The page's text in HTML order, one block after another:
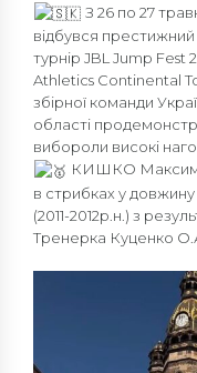
З 26 по 27
відбувся
турнір JBL Jump Fest
Athletics Continental
збірної команди
області
вибороли високі
КИШКО
в стрибках у
(2011-2012р.н.) з
Тренерка Куценко